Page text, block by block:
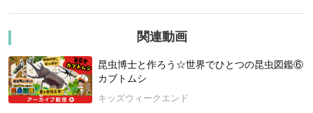
後半は、虫とりにピッタリな場所や、虫好きにはたまらない施
設を紹介してもらいます！
「クワガタサミット」の開催地としてもおなじみの、虫の楽園
「ムシムシランド」（福島県田村市）から、スタッフが生出演
してくれる予定です。
関連動画
昆虫博士と作ろう☆世界でひとつの昆虫図鑑⑥
カブトムシ
キッズウィークエンド